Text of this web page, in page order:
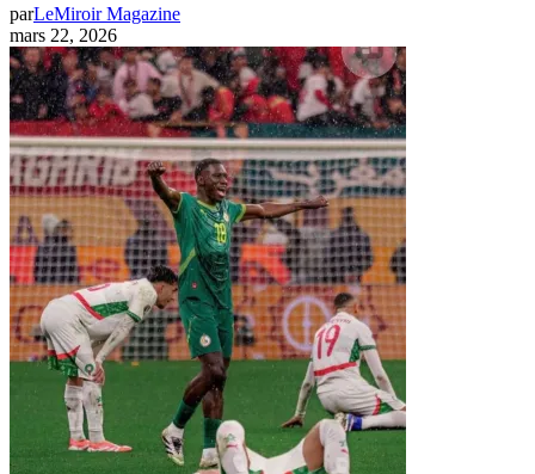
parLeMiroir Magazine
mars 22, 2026